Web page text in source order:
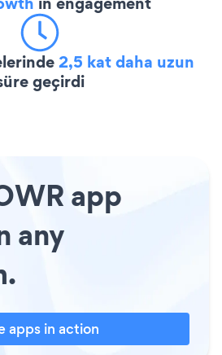
2,5 kat daha uzun
geçirdi
app
any
apps in action